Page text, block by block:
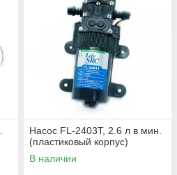
Насос FL-2403T, 2.6 л в мин.
(пластиковый корпус)
В наличии